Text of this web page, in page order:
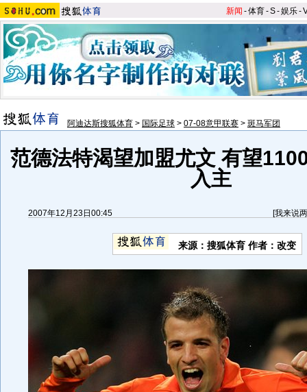
新闻 -体育-S-娱乐-
阿迪达斯搜狐体育 > 国际足球 > 07-08意甲联赛 > 斑马军团
范德法特渴望加盟尤文 有望
入主
2007年12月23日00:45 [我来说
来源：搜狐体育 作者：改变